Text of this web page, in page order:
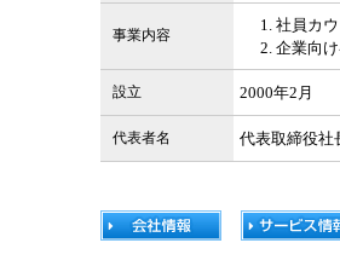
事業内容
社員カ
企業向
設立 2000年2月
代表者名 代表取締役